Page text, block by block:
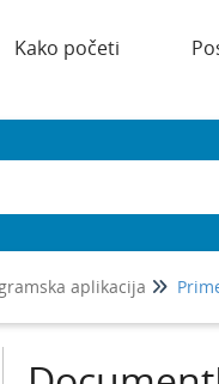
Kako početi
aplikacija